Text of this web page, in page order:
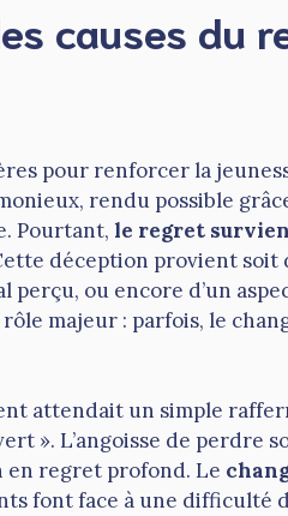
causes du
pour renforcer la
rendu possible
Pourtant, le regret
déception provient soit
perçu, ou encore d’un
majeur : parfois, le
attendait un simple
». L’angoisse de perdre
en regret profond. Le
font face à une difficulté